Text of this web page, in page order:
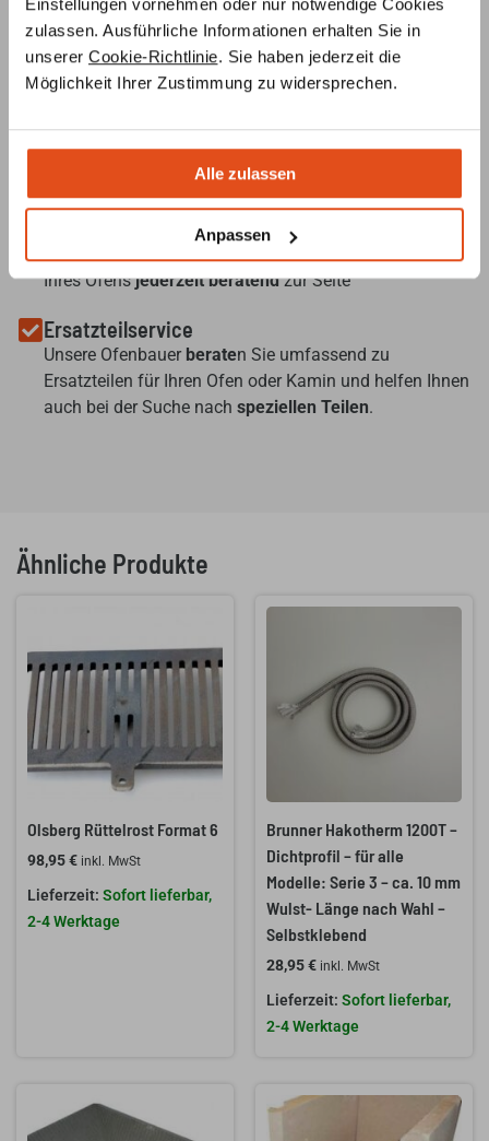
zulassen. Ausführliche Informationen erhalten Sie in
unserer Cookie-Richtlinie. Sie haben jederzeit die
Möglichkeit Ihrer Zustimmung zu widersprechen.
Alle zulassen
Anpassen
Ofenplanung per Videokonferenz
Ihres Wunsch-Ofens erstellen – ganzunverbindlich und
kostenlos, nach Ihren Angaben und Vorstellungen.
Individuelle Beratung
stehen Ihnen von der
Ideenentwicklung bis zur fachgerechten Installation
Ihres Ofensjederzeit beratendzur Seite
Ersatzteilservice
Unsere Ofenbauer beraten Sie umfassend zu
Ersatzteilen für Ihren Ofen oder Kamin und helfen Ihnen
auch bei der Suche nach speziellen Teilen.
Ähnliche Produkte
Olsberg Rüttelrost Format 6
98,95€ inkl. MwSt
Sofort lieferbar,
2-4 Werktage
Brunner Hakotherm 1200T –
Dichtprofil – für alle
Modelle: Serie 3 – ca. 10 mm
Wulst- Länge nach Wahl –
Selbstklebend
28,95€ inkl. MwSt
Sofort lieferbar,
2-4 Werktage